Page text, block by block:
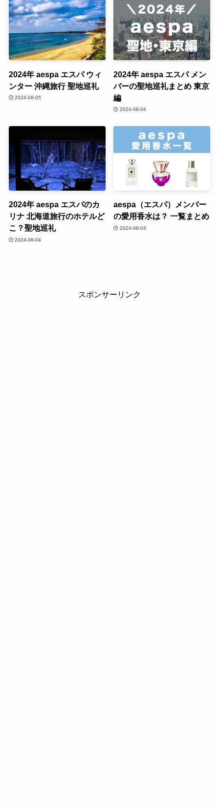
2024年 aespa エスパ ウィ
ンター 沖縄旅行 聖地巡礼
2024-08-05
2024年 aespa エスパ メン
バーの聖地巡礼まとめ 東京
編
2024-08-04
2024年 aespa エスパのカ
リナ 北海道旅行のホテルど
こ？聖地巡礼
2024-08-04
aespa（エスパ）メンバー
の愛用香水は？ 一覧まとめ
2024-08-03
スポンサーリンク